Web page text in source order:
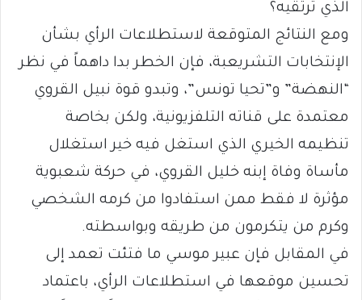
الذي ترتقيه؟
ومع النتائج المتوقعة لاستطلاعات الرأي بشأن
الإنتخابات التشريعبة، فإن الخطر بدا داهماً في نظر
“النهضة” و”تحيا تونس”، وتبدو قوة نبيل القروي
معتمدة على قناته التلفزيونية، ولكن بخاصة
تنظيمه الخيري الذي استغل فيه خير استغلال
مأساة وفاة إبنه خليل القروي، في حركة شعبوية
مؤثرة لا فقط ممن استفادوا من كرمه الشخصي
وكرم من يتكرمون من طريقه وبواسطته.
في المقابل فإن عبير موسي ما فتئت تعمد إلى
تحسين موقعها في استطلاعات الرأي، باعتماد